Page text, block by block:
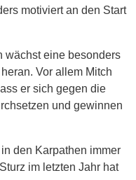
motiviert an den Start
wächst eine besonders
Vor allem Mitch
er sich gegen die
und gewinnen
den Karpathen immer
im letzten Jahr hat